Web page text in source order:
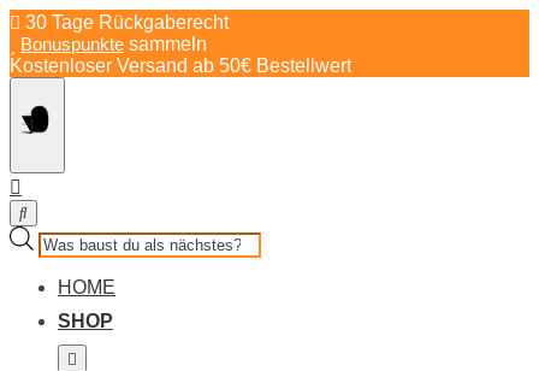
Springe
zum
Inhalt
30 Tage Rückgaberecht
Bonuspunkte sammeln
Kostenloser Versand ab 50€ Bestellwert
Products
search
HOME
SHOP